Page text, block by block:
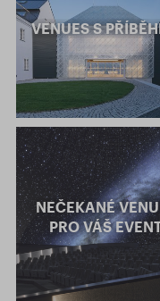
VENUES S
NEČEKANÉ
PRO VÁŠ